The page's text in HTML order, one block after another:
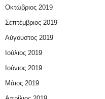
Οκτώβριος 2019
Σεπτέμβριος 2019
Αύγουστος 2019
Ιούλιος 2019
Ιούνιος 2019
Μάιος 2019